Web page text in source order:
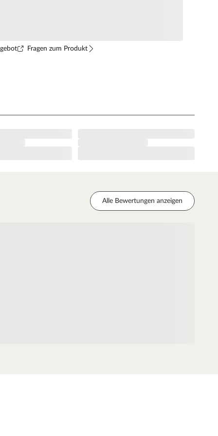
Fragen zum Produkt
Alle Bewertungen anzeigen